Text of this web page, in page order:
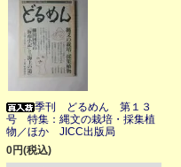
季刊 どるめん 第１３
号 特集：縄文の栽培・採集植
物／ほか JICC出版局
0円(税込)